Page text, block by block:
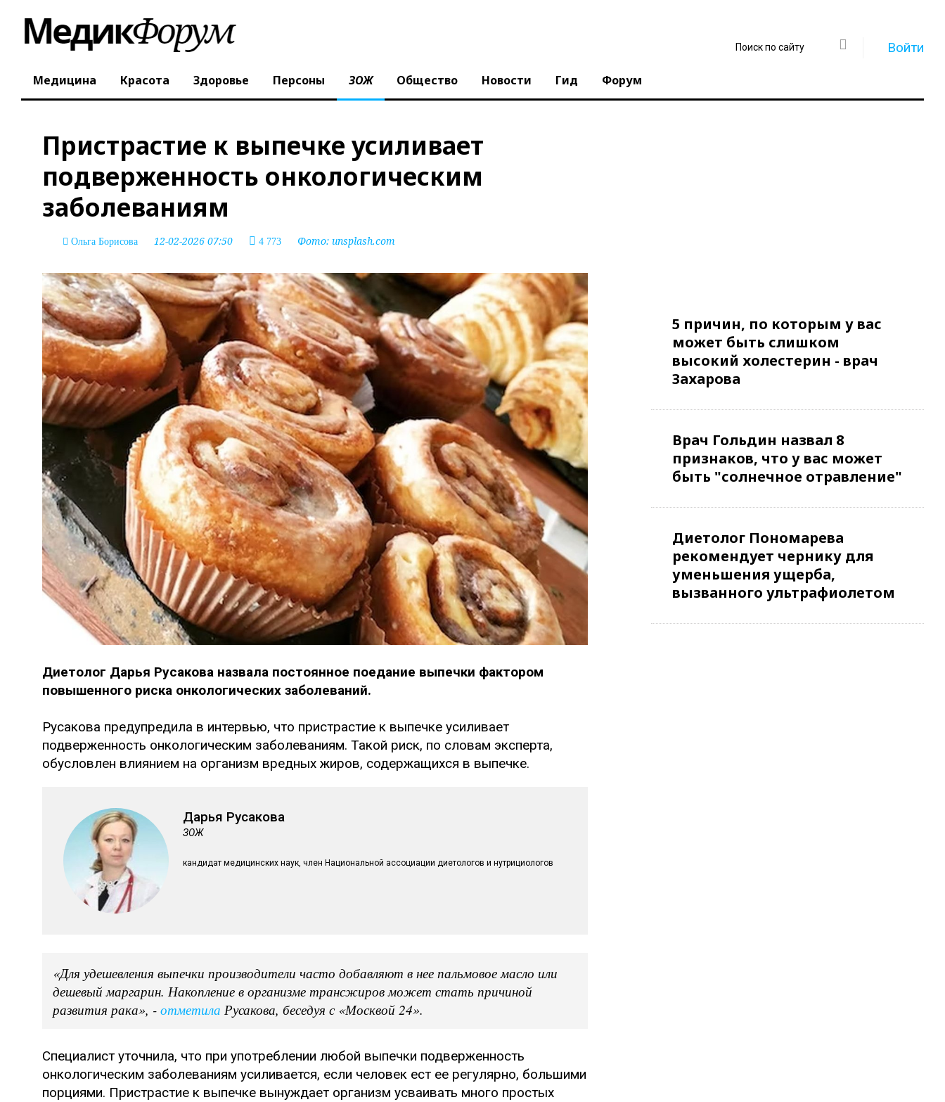
Войти
Медицина Красота Здоровье Персоны ЗОЖ Общество Новости Гид Форум
Пристрастие к выпечке усиливает
подверженность онкологическим
заболеваниям
Ольга Борисова 12-02-2026 07:50 4 773 Фото: unsplash.com
Диетолог Дарья Русакова назвала постоянное поедание выпечки фактором
повышенного риска онкологических заболеваний.
Русакова предупредила в интервью, что пристрастие к выпечке усиливает
подверженность онкологическим заболеваниям. Такой риск, по словам эксперта,
обусловлен влиянием на организм вредных жиров, содержащихся в выпечке.
Дарья Русакова
ЗОЖ
кандидат медицинских наук, член Национальной ассоциации диетологов и нутрициологов
«Для удешевления выпечки производители часто добавляют в нее пальмовое масло или
дешевый маргарин. Накопление в организме трансжиров может стать причиной
развития рака», -отметила Русакова, беседуя с «Москвой 24».
Специалист уточнила, что при употреблении любой выпечки подверженность
онкологическим заболеваниям усиливается, если человек ест ее регулярно, большими
порциями. Пристрастие к выпечке вынуждает организм усваивать много простых
5 причин, по которым у вас
может быть слишком
высокий холестерин - врач
Захарова
Врач Гольдин назвал 8
признаков, что у вас может
быть "солнечное отравление"
Диетолог Пономарева
рекомендует чернику для
уменьшения ущерба,
вызванного ультрафиолетом